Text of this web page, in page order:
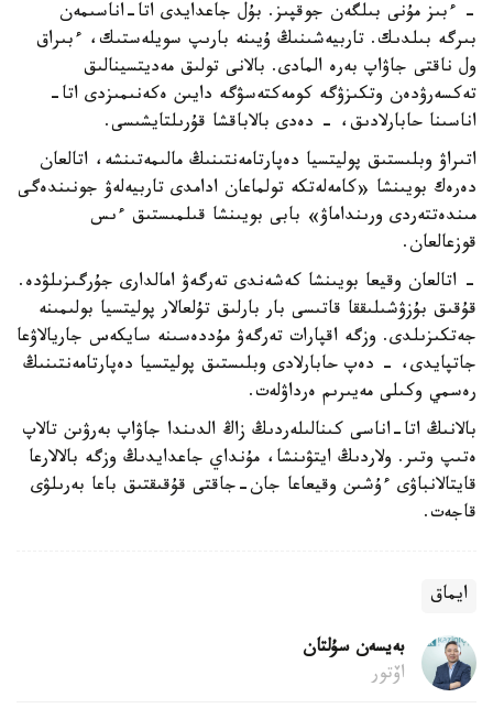
- ءبىز مۇنى بىلگەن جوقپىز. بۇل جاعدايدى اتا-اناسىمەن
بىرگە بىلدىك. تاربيەشىنىڭ ۇيىنە بارىپ سويلەستىك، ءبىراق
ول ناقتى جاۋاپ بەرە المادى. بالانى تولىق مەديتسينالىق
تەكسەرۋدەن وتكىزۋگە كومەكتەسۋگە دايىن ەكەنىمىزدى اتا-
اناسىنا حابارلادىق، - دەدى بالاباقشا قۇرىلتايشىسى.
اتىراۋ وبلىستىق پوليتسيا دەپارتامەنتىنىڭ مالىمەتىنشە، اتالعان
دەرەك بويىنشا «كامەلەتكە تولماعان ادامدى تاربيەلەۋ جونىندەگى
مىندەتتەردى ورىنداماۋ» بابى بويىنشا قىلمىستىق ءىس
قوزعالعان.
- اتالعان وقيعا بويىنشا كەشەندى تەرگەۋ امالدارى جۇرگىزىلۋدە.
قۇقىق بۇزۋشىلىققا قاتىسى بار بارلىق تۇلعالار پوليتسيا بولىمىنە
جەتكىزىلدى. وزگە اقپارات تەرگەۋ مۇددەسىنە سايكەس جاريالاۋعا
جاتپايدى، - دەپ حابارلادى وبلىستىق پوليتسيا دەپارتامەنتىنىڭ
رەسمي وكىلى مەيىرىم ەرداۋلەت.
بالانىڭ اتا-اناسى كىنالىلەردىڭ زاڭ الدىندا جاۋاپ بەرۋىن تالاپ
ەتىپ وتىر. ولاردىڭ ايتۋىنشا، مۇنداي جاعدايدىڭ وزگە بالالارعا
قايتالانباۋى ءۇشىن وقيعاعا جان-جاقتى قۇقىقتىق باعا بەرىلۋى
قاجەت.
ايماق
بەيسەن سۇلتان
اۆتور